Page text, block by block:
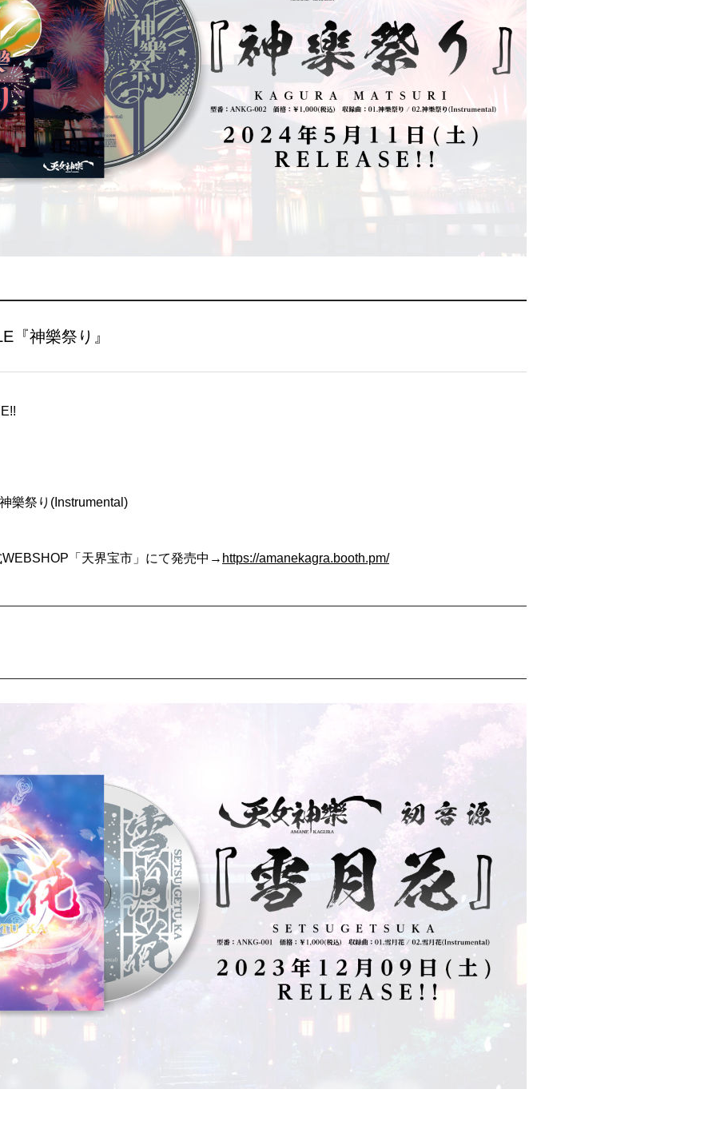
『神樂祭り』
樂祭り(Instrumental)
「天界宝市」にて発売中→ https://amanekagra.booth.pm/